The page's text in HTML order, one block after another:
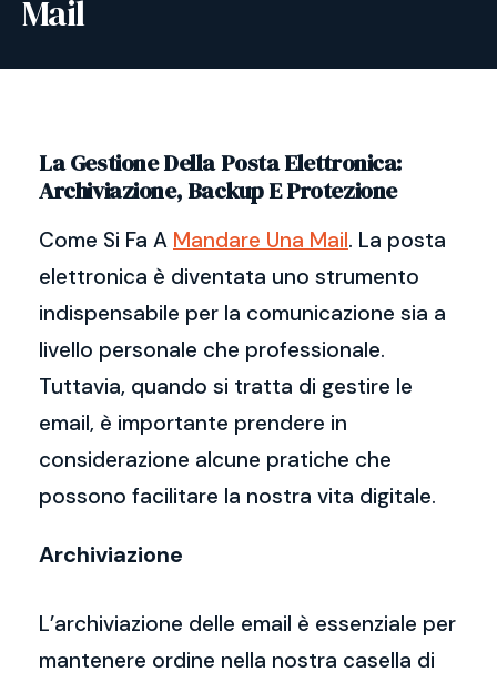
Mail
La Gestione Della Posta Elettronica:
Archiviazione, Backup E Protezione
Come Si Fa A Mandare Una Mail. La posta
elettronica è diventata uno strumento
indispensabile per la comunicazione sia a
livello personale che professionale.
Tuttavia, quando si tratta di gestire le
email, è importante prendere in
considerazione alcune pratiche che
possono facilitare la nostra vita digitale.
Archiviazione
L’archiviazione delle email è essenziale per
mantenere ordine nella nostra casella di